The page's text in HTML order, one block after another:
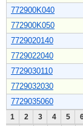
772900K040
772900K050
7729020140
7729022040
7729030110
7729032030
7729035060
1 2 3 4 5